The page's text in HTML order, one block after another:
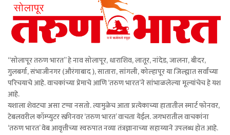
“सोलापूर तरुण भारत” हे नाव सोलापूर, धाराशिव, लातूर, नांदेड, जालना, बीदर,
गुलबर्गा, संभाजीनगर (औरंगाबाद ), सातारा, सांगली, कोल्हापूर या जिल्ह्यात सर्वांच्या
परिचयाचे आहे. वाचकांच्या प्रेमाचे आणि ‘तरुण भारत’ने सांभाळलेल्या मूल्यांचेच हे यश
आहे.
यशाला शेवटचा असा टप्पा नसतो. त्यामुळेच आता प्रत्येकाच्या हातातील स्मार्ट फोनवर,
टेबलवरील कॉम्प्युटर स्क्रीनवर ‘तरुण भारत’ वाचता येईल. जगभरातील वाचकांना
‘तरुण भारत’ वेब आवृत्तीच्या स्वरुपात नव्या तंत्रज्ञानाच्या सहाय्याने उपलब्ध होत आहे.